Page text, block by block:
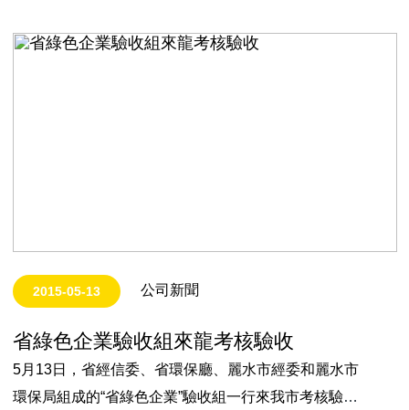
況，下列納稅人被評為2015年度納稅（費）大戶，現
2015-05-13 公司新聞
省綠色企業驗收組來龍考核驗收
5月13日，省經信委、省環保廳、麗水市經委和麗水市
環保局組成的“省綠色企業”驗收組一行來我市考核驗收